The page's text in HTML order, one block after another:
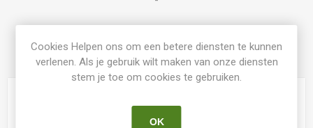
PRODUCT SPECIFICATIES
Cookies Helpen ons om een betere diensten te kunnen
verlenen. Als je gebruik wilt maken van onze diensten
stem je toe om cookies te gebruiken.
OK